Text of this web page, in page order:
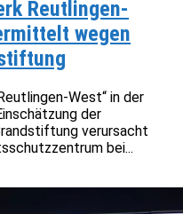
Reutlingen-
wegen
West“ in der
der
verursacht
bei...